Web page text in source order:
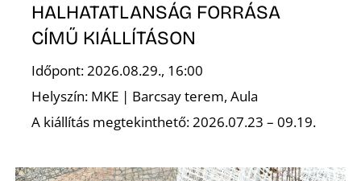
HALHATATLANSÁG FORRÁSA
CÍMŰ KIÁLLÍTÁSON
Időpont: 2026.08.29., 16:00
Helyszín: MKE | Barcsay terem, Aula
A kiállítás megtekinthető: 2026.07.23 – 09.19.